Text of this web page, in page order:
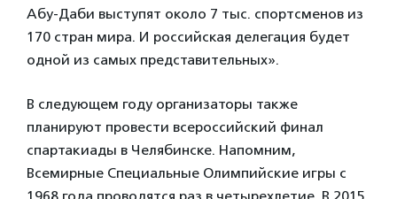
Абу-Даби выступят около 7 тыс. спортсменов из
170 стран мира. И российская делегация будет
одной из самых представительных».
В следующем году организаторы также
планируют провести всероссийский финал
спартакиады в Челябинске. Напомним,
Всемирные Специальные Олимпийские игры с